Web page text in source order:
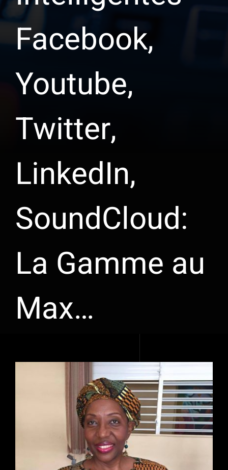
Facebook,
Youtube,
Twitter,
LinkedIn,
SoundCloud:
La Gamme au
Max…